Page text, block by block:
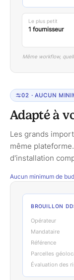
Le plus petit
1 fournisseur
Même workflow,
02 ·AUCUN
Adapté à
Les grands
même
d'installation
Aucun minimum de
BROUILLON
Opérateur
Mandataire
Référence
Parcelles
Évaluation des